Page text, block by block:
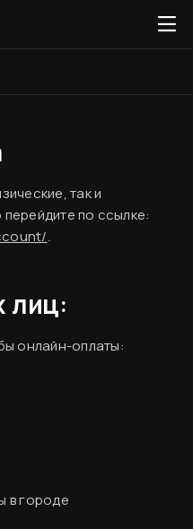
так и
по ссылке:
.
лиц:
онлайн-оплаты:
в городе